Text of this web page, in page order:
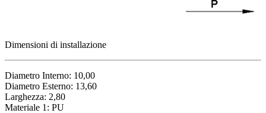
Dimensioni di installazione
Diametro Interno: 10,00
Diametro Esterno: 13,60
Larghezza: 2,80
Materiale 1: PU